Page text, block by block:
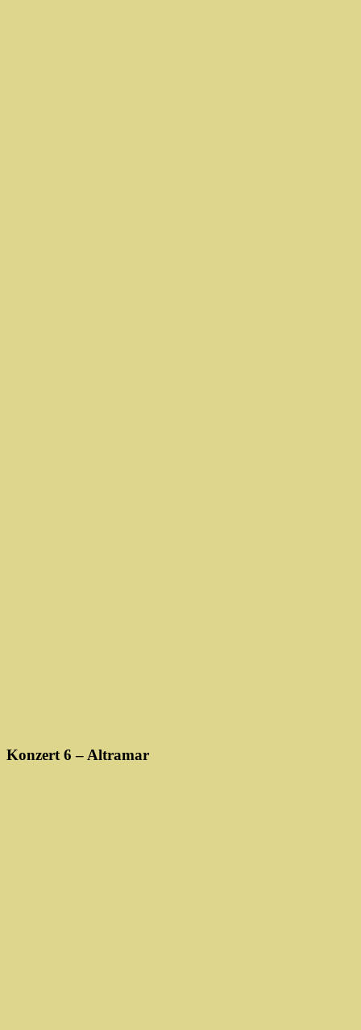
Konzert 6 – Altramar